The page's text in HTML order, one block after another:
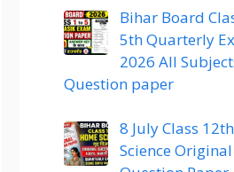
Bihar Board
5th Quarterly
2026 All
Question paper
8 July Class
Science Original